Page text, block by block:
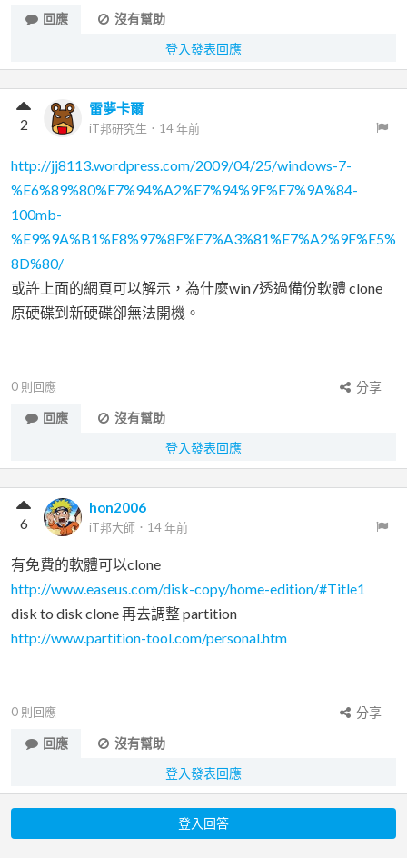
回應
沒有幫助
登入發表回應
雷夢卡爾
iT邦研究生 ． 14 年前
2
http://jj8113.wordpress.com/2009/04/25/windows-7-
%E6%89%80%E7%94%A2%E7%94%9F%E7%9A%84-
100mb-
%E9%9A%B1%E8%97%8F%E7%A3%81%E7%A2%9F%E5%
8D%80/
或許上面的網頁可以解示，為什麼win7透過備份軟體 clone
原硬碟到新硬碟卻無法開機。
0 則回應
分享
回應
沒有幫助
登入發表回應
hon2006
iT邦大師 ． 14 年前
6
有免費的軟體可以clone
http://www.easeus.com/disk-copy/home-edition/#Title1
disk to disk clone 再去調整 partition
http://www.partition-tool.com/personal.htm
0 則回應
分享
回應
沒有幫助
登入發表回應
登入回答